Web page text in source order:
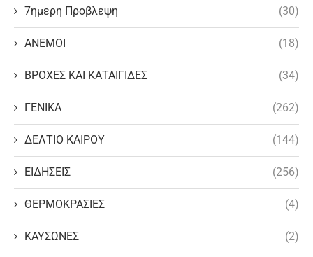
7ημερη Προβλεψη (30)
ΑΝΕΜΟΙ (18)
ΒΡΟΧΕΣ ΚΑΙ ΚΑΤΑΙΓΙΔΕΣ (34)
ΓΕΝΙΚΑ (262)
ΔΕΛΤΙΟ ΚΑΙΡΟΥ (144)
ΕΙΔΗΣΕΙΣ (256)
ΘΕΡΜΟΚΡΑΣΙΕΣ (4)
ΚΑΥΣΩΝΕΣ (2)